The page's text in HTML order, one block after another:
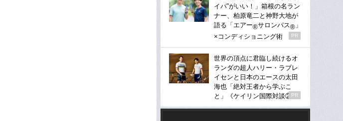
イパ”がいい！」箱根の名ラン
ナー、柏原竜二と神野大地が
語る「エアー®サロンパス® 」
×コンディショニング術
PR
世界の頂点に君臨し続けるオ
ランダの超人ハリー・ラブレ
イセンと日本のエースの太田
海也「絶対王者から学ぶこ
と」《ケイリン国際対談②》
PR